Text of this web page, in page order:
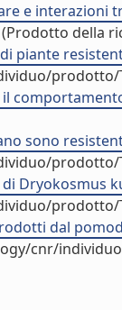
e interazioni
(Prodotto della
piante
prodotto/
sono
prodotto/
Dryokosmus
prodotto/
dal
cnr/